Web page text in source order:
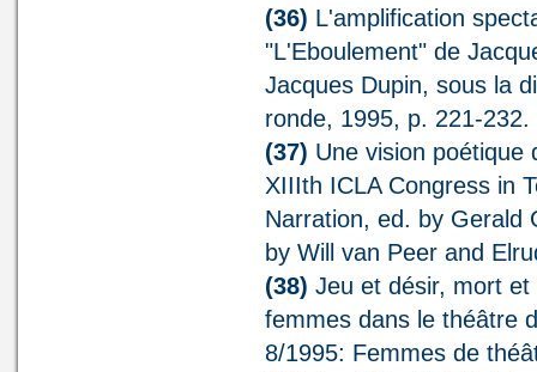
(36) L'amplification
"L'Eboulement" de
Jacques Dupin, sous la
ronde, 1995, p. 221-232.
(37) Une vision poétique
XIIIth ICLA Congress in
Narration, ed. by Gerald
by Will van Peer and
(38) Jeu et désir, mort
femmes dans le théâtre
8/1995: Femmes de